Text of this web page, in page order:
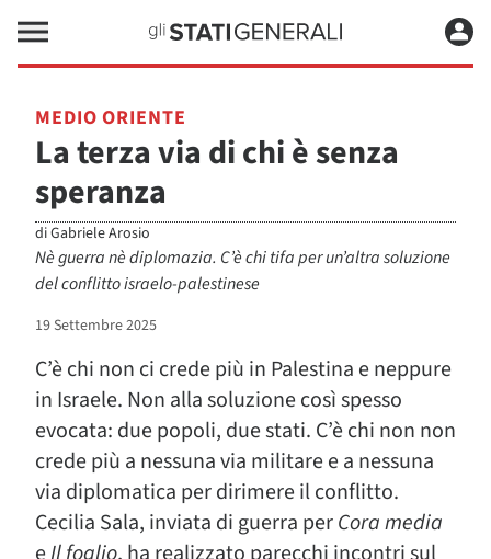
MEDIO ORIENTE
La terza via di chi è senza
speranza
diGabriele Arosio
Nè guerra nè diplomazia. C’è chi tifa per un’altra soluzione
del conflitto israelo-palestinese
19 Settembre 2025
C’è chi non ci crede più in Palestina e neppure
in Israele. Non alla soluzione così spesso
evocata: due popoli, due stati. C’è chi non non
crede più a nessuna via militare e a nessuna
via diplomatica per dirimere il conflitto.
Cecilia Sala, inviata di guerra perCora media